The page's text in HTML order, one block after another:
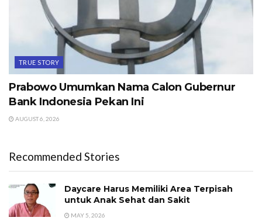
TRUE STORY
Prabowo Umumkan Nama Calon Gubernur
Bank Indonesia Pekan Ini
AUGUST 6, 2026
Recommended Stories
Daycare Harus Memiliki Area Terpisah
untuk Anak Sehat dan Sakit
MAY 5, 2026